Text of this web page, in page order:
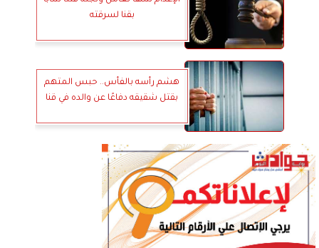
بقنا لسرقته
هشم رأسه بالفأس.. حبس المتهم
بقتل شقيقه دفاعًا عن والده في قنا